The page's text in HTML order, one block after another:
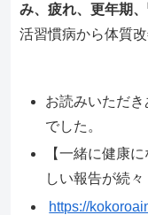
み、疲れ、更年期
活習慣病から体質
お読みいただ
でした。
【一緒に健康
しい報告が続々
https://